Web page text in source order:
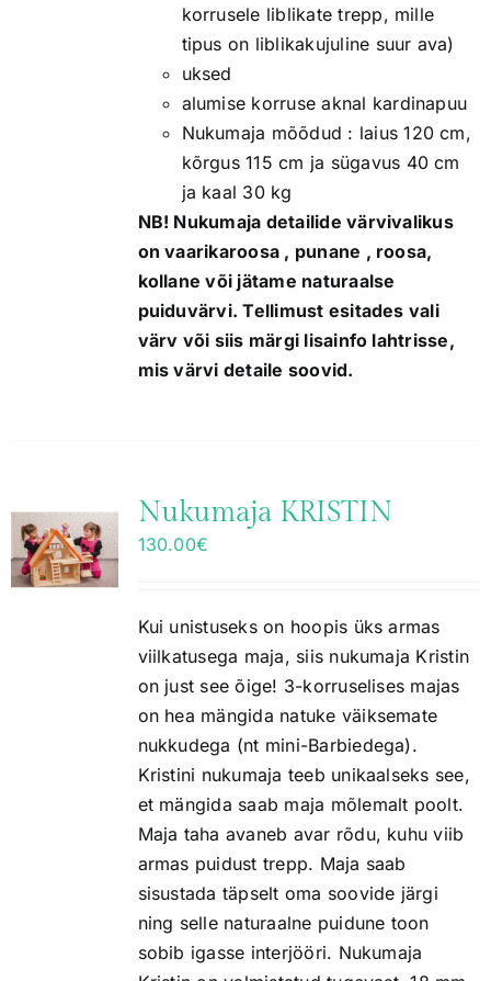
korrusele liblikate trepp, mille
tipus on liblikakujuline suur ava)
uksed
alumise korruse aknal kardinapuu
Nukumaja mõõdud : laius 120 cm,
kõrgus 115 cm ja sügavus 40 cm
ja kaal 30 kg
NB! Nukumaja detailide värvivalikus
on vaarikaroosa , punane , roosa,
kollane või jätame naturaalse
puiduvärvi. Tellimust esitades vali
värv või siis märgi lisainfo lahtrisse,
mis värvi detaile soovid.
Nukumaja KRISTIN
130.00€
Kui unistuseks on hoopis üks armas
viilkatusega maja, siis nukumaja Kristin
on just see õige! 3-korruselises majas
on hea mängida natuke väiksemate
nukkudega (nt mini-Barbiedega).
Kristini nukumaja teeb unikaalseks see,
et mängida saab maja mõlemalt poolt.
Maja taha avaneb avar rõdu, kuhu viib
armas puidust trepp. Maja saab
sisustada täpselt oma soovide järgi
ning selle naturaalne puidune toon
sobib igasse interjööri. Nukumaja